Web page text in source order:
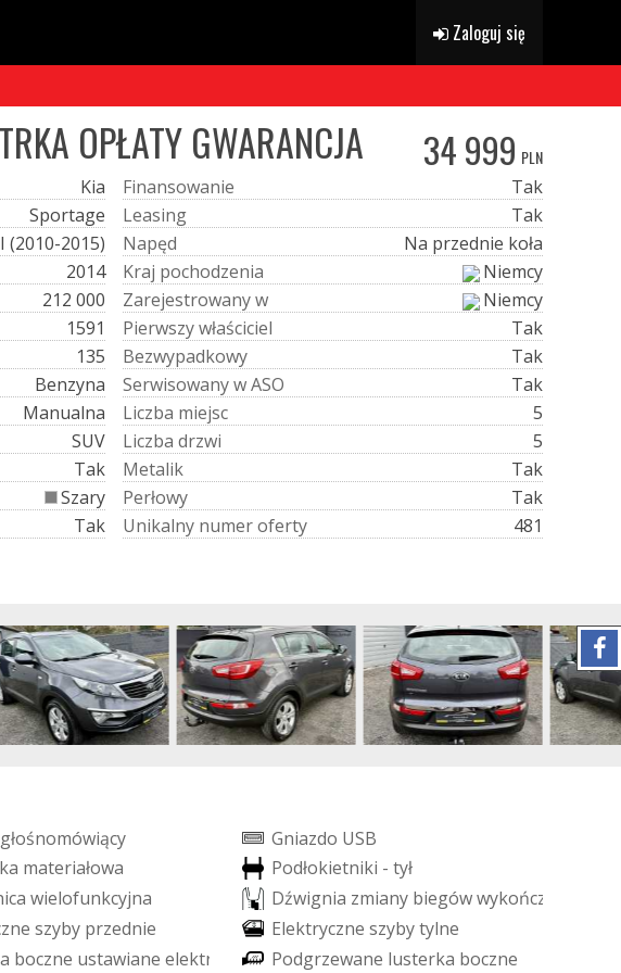
Zaloguj się
OPŁATY GWARANCJA 34 999 PLN
Kia
Sportage
(2010-2015)
2014
212 000
1591
135
Benzyna
Manualna
SUV
Tak
Szary
Tak
Finansowanie
Tak
Leasing
Tak
Napęd
Na przednie koła
Kraj pochodzenia
Niemcy
Zarejestrowanyw
Niemcy
Pierwszywłaściciel
Tak
Bezwypadkowy
Tak
SerwisowanywASO
Tak
Liczba miejsc
5
Liczba drzwi
5
Metalik
Tak
Perłowy
Tak
Unikalny numeroferty 481
głośnomówiący Gniazdo USB
ka materiałowa Podłokietniki - tył
ica wielofunkcyjna Dźwignia zmiany biegów wykończ
zne szyby przednie Elektryczne szyby tylne
a boczne ustawiane elektr nie Podgrzewane lusterka boczne